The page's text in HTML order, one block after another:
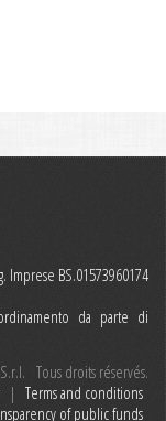
Imprese BS.01573960174
da parte di
Tous droits réservés.
| Terms and conditions
of public funds